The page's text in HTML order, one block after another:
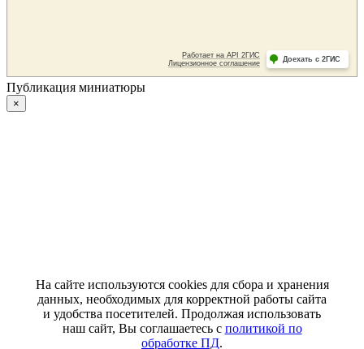
Публикация миниатюры
×
На сайте используются cookies для сбора и хранения
данных, необходимых для корректной работы сайта
и удобства посетителей. Продолжая использовать
наш сайт, Вы соглашаетесь с политикой по
обработке ПД.